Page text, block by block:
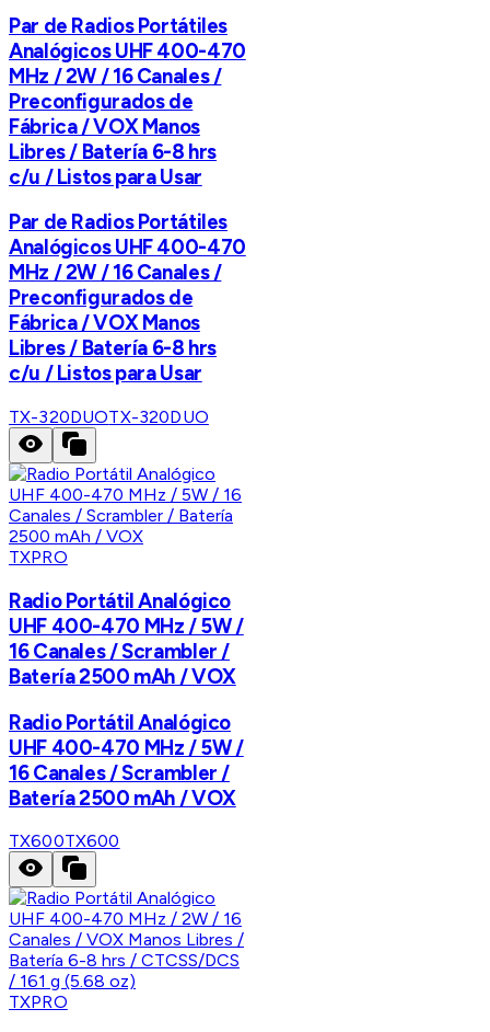
Par de Radios Portátiles
Analógicos UHF 400-470
MHz / 2W / 16 Canales /
Preconfigurados de
Fábrica / VOX Manos
Libres / Batería 6-8 hrs
c/u / Listos para Usar
Par de Radios Portátiles
Analógicos UHF 400-470
MHz / 2W / 16 Canales /
Preconfigurados de
Fábrica / VOX Manos
Libres / Batería 6-8 hrs
c/u / Listos para Usar
TX-320DUOTX-320DUO
TXPRO
Radio Portátil Analógico
UHF 400-470 MHz / 5W /
16 Canales / Scrambler /
Batería 2500 mAh / VOX
Radio Portátil Analógico
UHF 400-470 MHz / 5W /
16 Canales / Scrambler /
Batería 2500 mAh / VOX
TX600TX600
TXPRO